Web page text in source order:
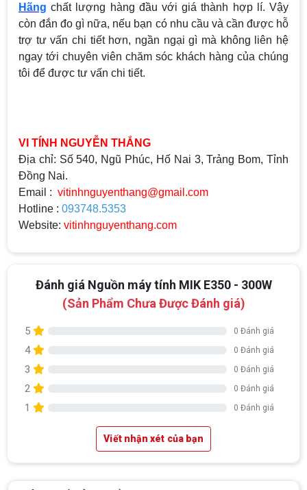
Hãng chất lượng hàng đầu với giá thành hợp lí. Vậy
còn đắn đo gì nữa, nếu bạn có nhu cầu và cần được hỗ
trợ tư vấn chi tiết hơn, ngần ngại gì mà không liên hệ
ngay tới chuyên viên chăm sóc khách hàng của chúng
tôi để được tư vấn chi tiết.
VI TÍNH NGUYỄN THẮNG
Địa chỉ: Số 540, Ngũ Phúc, Hố Nai 3, Trảng Bom, Tỉnh
Đồng Nai.
Email : vitinhnguyenthang@gmail.com
Hotline : 093748.5353
Website: vitinhnguyenthang.com
Đánh giá Nguồn máy tính MIK E350 - 300W
(Sản Phẩm Chưa Được Đánh giá)
5 0 Đánh giá
4 0 Đánh giá
3 0 Đánh giá
2 0 Đánh giá
1 0 Đánh giá
Viết nhận xét của bạn